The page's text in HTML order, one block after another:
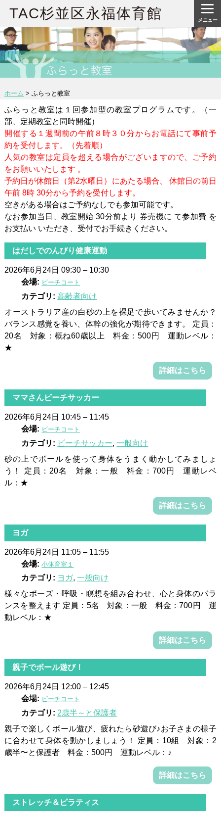
TAC杉並区永福体育館
ホーム > ふらっと教室
ふらっと教室は１回参加型の教室プログラムです。（一
部、定期教室と同時開催）
開催する１週間前の午前８時３０分からお電話にて事前予
約を受付します。（先着順）
人気の教室は定員を超える場合がございますので、ご予約
をお願いいたします 。
予約日が休館日（第2水曜日）にあたる場合、 休館日の前日
午前 8時 30分から予約を受付します。
空きがある場合はご予約なしでも参加可能です。
なお参加当日、教室開始 30分前より 券売機に て参加費 を
お支払い いただき、受付でお手続きください。
はだしでのんびり健康運動
2026年6月24日 09:30– 10:30
会場: ビーチコート
カテゴリ: 高齢者向け
オーストラリア産の白砂の上を裸足で歩いてみませんか？
バランス感覚を養い、体幹の強化が期待できます。 定員：
20名 対象：概ね60歳以上 料金：500円 運動レベル：
★
詳細はこちら
ママさんビーチサッカー
2026年6月24日 10:45– 11:45
会場: ビーチコート
カテゴリ: ビーチサッカー,一般向け
砂の上でボールを使って身体をうまく動かしてみましょ
う！ 定員：20名 対象：一般 料金：700円 運動レベ
ル：★
詳細はこちら
ヨガ
2026年6月24日 11:05– 11:55
会場: 小体育室１
カテゴリ: ヨガ,一般向け
様々なポーズ・呼吸・瞑想を組み合わせ、心と身体のバラ
ンスを整えます 定員：5名 対象：一般 料金：700円 運
動レベル：★
詳細はこちら
親子でボール遊び！
2026年6月24日 12:00– 12:45
会場: ビーチコート
カテゴリ: 2歳半～と保護者
親子で楽しくボール遊び、疲れたら砂遊び♪お子さまの様子
に合わせて身体を動かしましょう！ 定員：10組 対象：2
歳半〜と保護者 料金：500円 運動レベル：♪
詳細はこちら
ストレッチ＆ピラティス
メニュー